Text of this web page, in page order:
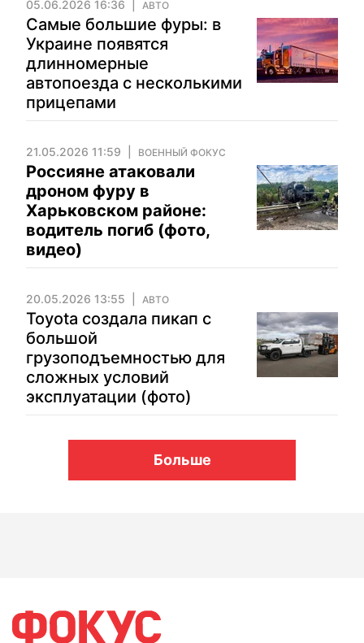
05.06.2026 16:36 АВТО
Самые большие фуры: в
Украине появятся
длинномерные
автопоезда с несколькими
прицепами
21.05.2026 11:59 ВОЕННЫЙ ФОКУС
Россияне атаковали
дроном фуру в
Харьковском районе:
водитель погиб (фото,
видео)
20.05.2026 13:55 АВТО
Toyota создала пикап с
большой
грузоподъемностью для
сложных условий
эксплуатации (фото)
Больше